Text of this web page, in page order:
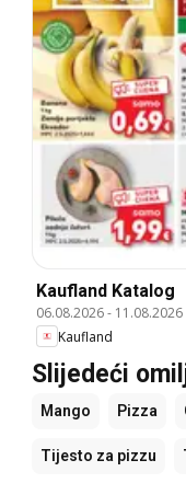
Kaufland Katalog
06.08.2026- 11.08.2026
Kaufland
Slijedeći
Mango Pizza
Tijesto za pizzu